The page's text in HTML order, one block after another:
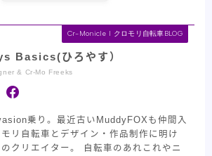
Cr-Monicle l クロモリ自転車BLOG
Basics(ひろやす）
& Cr-Mo Freeks
乗り。最近古いMuddyFOXも仲間入
リ自転車とデザイン・作品制作に明け
クリエイター。 自転車のあれこれやニ